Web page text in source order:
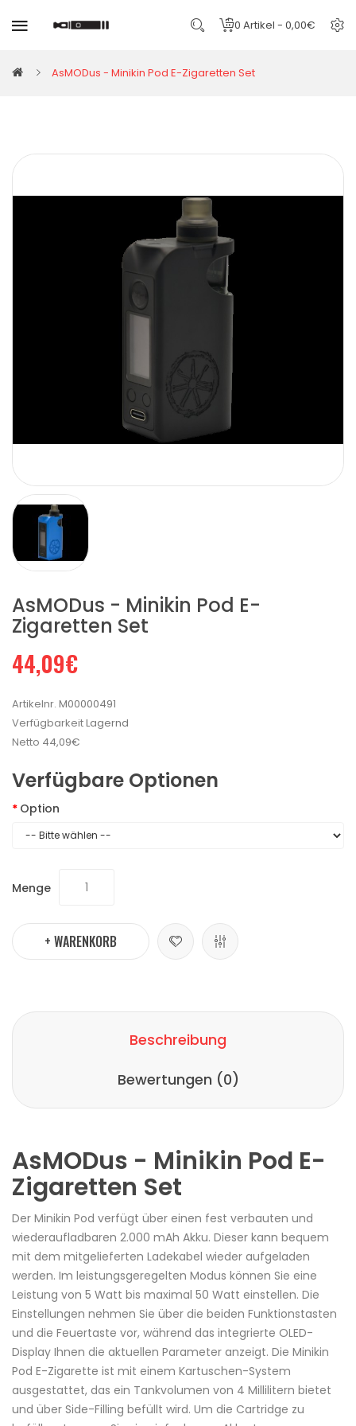
0 Artikel - 0,00€
AsMODus - Minikin Pod E-Zigaretten Set
AsMODus - Minikin Pod E-
Zigaretten Set
44,09€
Artikelnr. M00000491
VerfügbarkeitLagernd
Netto 44,09€
Verfügbare Optionen
Option
Menge
+ WARENKORB
Beschreibung
Bewertungen (0)
AsMODus - Minikin Pod E-
Zigaretten Set
Der Minikin Pod verfügt über einen fest verbauten und
wiederaufladbaren 2.000 mAh Akku. Dieser kann bequem
mit dem mitgelieferten Ladekabel wieder aufgeladen
werden. Im leistungsgeregelten Modus können Sie eine
Leistung von 5 Watt bis maximal 50 Watt einstellen. Die
Einstellungen nehmen Sie über die beiden Funktionstasten
und die Feuertaste vor, während das integrierte OLED-
Display Ihnen die aktuellen Parameter anzeigt. Die Minikin
Pod E-Zigarette ist mit einem Kartuschen-System
ausgestattet, das ein Tankvolumen von 4 Millilitern bietet
und über Side-Filling befüllt wird. Um die Cartridge zu